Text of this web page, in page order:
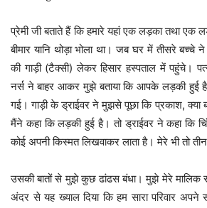
प्रेमी जी बताते हैं कि हमारे यहां एक लड़का तथा एक
बीमार यानि थोड़ा भोला था। जब घर में तीसरे बच्चे
की गाड़ी (टैक्सी) लेकर हिसार हस्पताल में पहुंचे।
नर्स ने बाहर आकर मुझे बताया कि आपके लड़की
गई। गाड़ी के ड्राईवर ने मुझसे पूछा कि प्रकाश, क्या
मैंने कहा कि लड़की हुई है। तो ड्राईवर ने कहा कि
कोई अपनी किस्मत लिखवाकर लाता है। मेरे भी तो
उसकी बातों से मुझे कुछ ढांढस बंधा। मुझे मेरे मालिक
अंदर से यह ख्याल दिया कि हम सारा परिवार